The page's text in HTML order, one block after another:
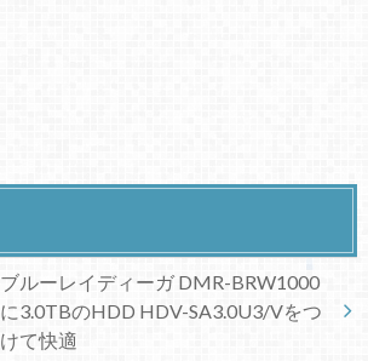
ブルーレイディーガ DMR-BRW1000
に3.0TBのHDD HDV-SA3.0U3/Vをつ
けて快適